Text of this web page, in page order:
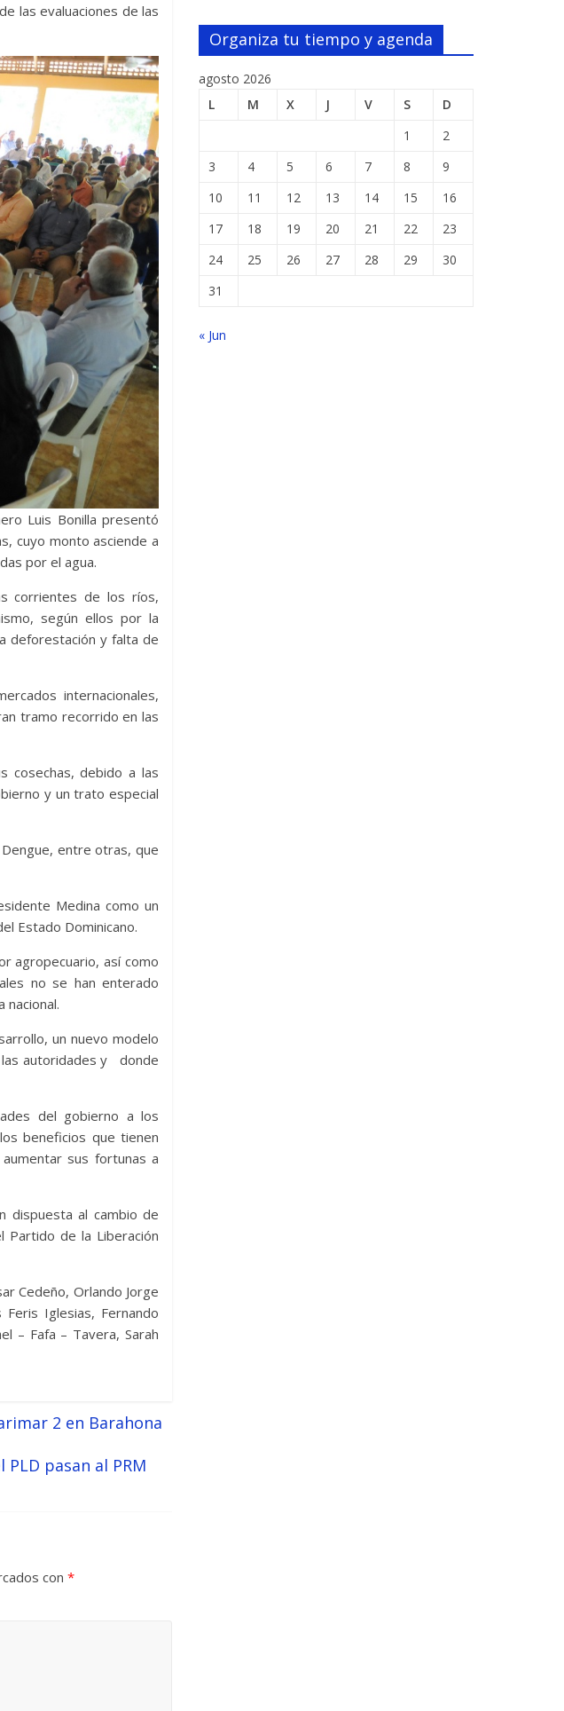
las evaluaciones de las
Luis Bonilla presentó
cuyo monto asciende a
por el agua.
corrientes de los ríos,
según ellos por la
deforestación y falta de
internacionales,
tramo recorrido en las
cosechas, debido a las
y un trato especial
entre otras, que
Medina como un
Estado Dominicano.
agropecuario, así como
no se han enterado
nacional.
un nuevo modelo
las autoridades y donde
del gobierno a los
beneficios que tienen
sus fortunas a
dispuesta al cambio de
Partido de la Liberación
Cedeño, Orlando Jorge
Feris Iglesias, Fernando
– Fafa – Tavera, Sarah
2 en Barahona
pasan al PRM
con *
Organiza tu tiempo y agenda
agosto 2026
L
M X J V S
D
1
2
3
4 5 6 7 8
9
10
11 12 13 14 15
16
17
18 19 20 21 22
23
24
25 26 27 28 29
30
31
« Jun